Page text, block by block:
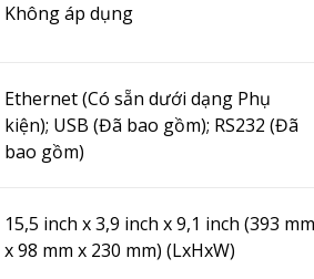
Không áp dụng
Ethernet (Có sẵn dưới dạng Phụ
kiện); USB (Đã bao gồm); RS232 (Đã
bao gồm)
15,5 inch x 3,9 inch x 9,1 inch (393 mm
x 98 mm x 230 mm) (LxHxW)